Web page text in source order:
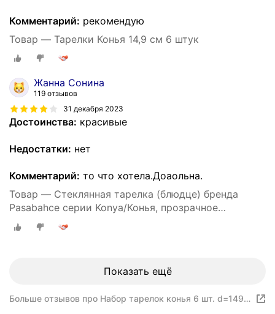
Комментарий: рекомендую
Товар — Тарелки Конья 14,9 см 6 штук
Жанна Сонина
119 отзывов
31 декабря 2023
Достоинства: красивые
Недостатки: нет
Комментарий: то что хотела.Доаольна.
Товар — Стеклянная тарелка (блюдце) бренда
Pasabahce серии Konya/Конья, прозрачное
рифленое стекло, набор из 6 шт, диаметр 149 мм.
Показать ещё
Больше отзывов про Набор тарелок конья 6 шт. d=149